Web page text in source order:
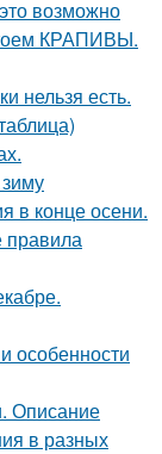
возможно
КРАПИВЫ.
нельзя есть.
в конце осени.
правила
особенности
Описание
в разных